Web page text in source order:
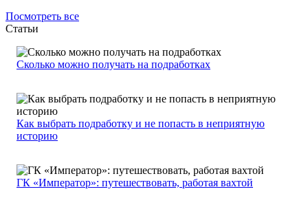
Посмотреть все
Статьи
Сколько можно получать на подработках
Как выбрать подработку и не попасть в неприятную
историю
ГК «Император»: путешествовать, работая вахтой